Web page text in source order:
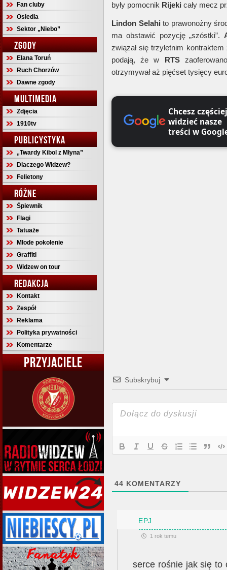
Fan cluby
Osiedla
Sektor „Niebo”
ZGODY
Elana Toruń
Ruch Chorzów
Dawne zgody
MULTIMEDIA
Zdjęcia
1910tv
PUBLICYSTYKA
„Twardy Kibol z Młyna”
Dlaczego Widzew?
Felietony
RÓŻNE
Śpiewnik
Flagi
Tatuaże
Młode pokolenie
Graffiti
Widzew on tour
REDAKCJA
Kontakt
Zespół
Reklama
Polityka prywatności
Komentarze
PRZYJACIELE
były pomocnik Rijeki cały mecz
Lindon Selahi to prawonożny
ma obstawić pozycję „szóstki”.
związał się trzyletnim
podają, że w RTS
otrzymywał aż pięćset tysięcy
Chcesz częściej
widzieć nasze
treści w
Subskrybuj
44 KOMENTARZY
EPJ
1 rok temu
serce rośnie jak się to